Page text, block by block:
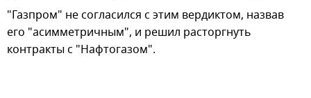
"Газпром" не согласился с этим вердиктом, назвав
его "асимметричным", и решил расторгнуть
контракты с "Нафтогазом".